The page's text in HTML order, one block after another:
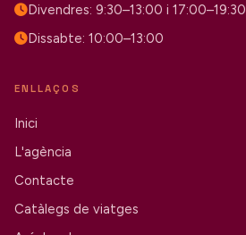
Divendres: 9:30–13:00 i 17:00–19:30
Dissabte: 10:00–13:00
ENLLAÇOS
Inici
L'agència
Contacte
Catàlegs de viatges